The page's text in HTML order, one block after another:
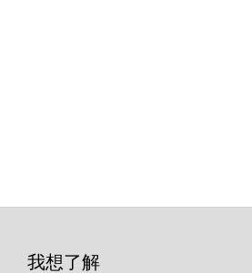
我想了解